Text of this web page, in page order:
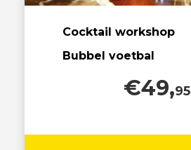
Cocktail workshop
Bubbel voetbal
€49,95